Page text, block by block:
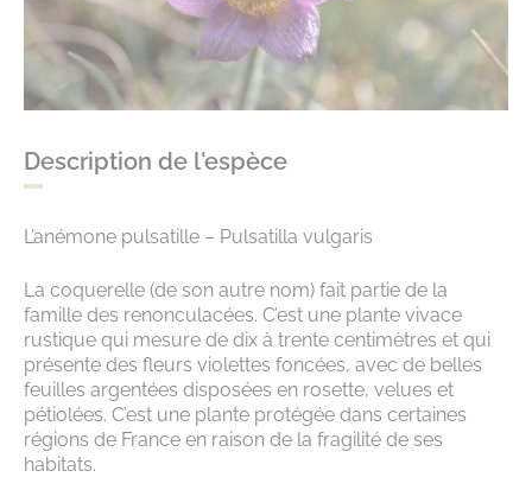
Description de l'espèce
L’anémone pulsatille – Pulsatilla vulgaris
La coquerelle (de son autre nom) fait partie de la
famille des renonculacées. C’est une plante vivace
rustique qui mesure de dix à trente centimètres et qui
présente des fleurs violettes foncées, avec de belles
feuilles argentées disposées en rosette, velues et
pétiolées. C’est une plante protégée dans certaines
régions de France en raison de la fragilité de ses
habitats.